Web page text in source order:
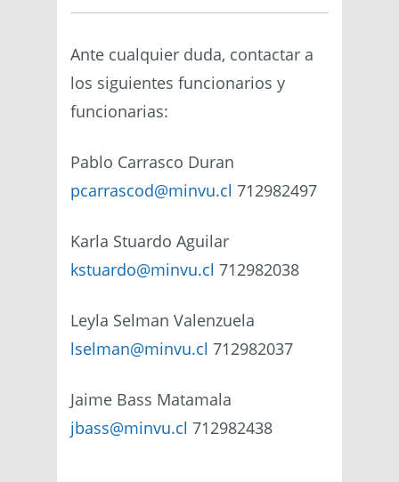
Ante cualquier duda, contactar a
los siguientes funcionarios y
funcionarias:
Pablo Carrasco Duran
pcarrascod@minvu.cl 712982497
Karla Stuardo Aguilar
kstuardo@minvu.cl 712982038
Leyla Selman Valenzuela
lselman@minvu.cl 712982037
Jaime Bass Matamala
jbass@minvu.cl 712982438